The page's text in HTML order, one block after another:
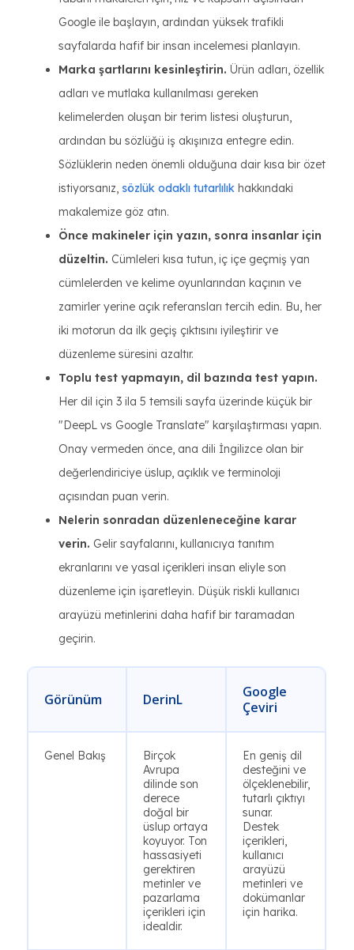
Google ile başlayın, ardından yüksek trafikli
sayfalarda hafif bir insan incelemesi planlayın.
Marka şartlarını kesinleştirin. Ürün adları, özellik
adları ve mutlaka kullanılması gereken
kelimelerden oluşan bir terim listesi oluşturun,
ardından bu sözlüğü iş akışınıza entegre edin.
Sözlüklerin neden önemli olduğuna dair kısa bir özet
istiyorsanız, sözlük odaklı tutarlılık hakkındaki
makalemize göz atın.
Önce makineler için yazın, sonra insanlar için
düzeltin. Cümleleri kısa tutun, iç içe geçmiş yan
cümlelerden ve kelime oyunlarından kaçının ve
zamirler yerine açık referansları tercih edin. Bu, her
iki motorun da ilk geçiş çıktısını iyileştirir ve
düzenleme süresini azaltır.
Toplu test yapmayın, dil bazında test yapın.
Her dil için 3 ila 5 temsili sayfa üzerinde küçük bir
"DeepL vs Google Translate" karşılaştırması yapın.
Onay vermeden önce, ana dili İngilizce olan bir
değerlendiriciye üslup, açıklık ve terminoloji
açısından puan verin.
Nelerin sonradan düzenleneceğine karar
verin. Gelir sayfalarını, kullanıcıya tanıtım
ekranlarını ve yasal içerikleri insan eliyle son
düzenleme için işaretleyin. Düşük riskli kullanıcı
arayüzü metinlerini daha hafif bir taramadan
geçirin.
Görünüm DerinL
Google
Çeviri
Genel Bakış
Birçok
Avrupa
dilinde son
derece
doğal bir
üslup ortaya
koyuyor. Ton
hassasiyeti
gerektiren
metinler ve
pazarlama
içerikleri için
idealdir.
En geniş dil
desteğini ve
ölçeklenebilir,
tutarlı çıktıyı
sunar.
Destek
içerikleri,
kullanıcı
arayüzü
metinleri ve
dokümanlar
için harika.